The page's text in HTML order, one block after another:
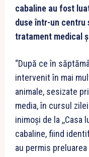
cabaline au fost
duse într-un centru
tratament medical
“După ce în
intervenit în mai
animale, sesizate
media, în cursul
inimoși de la ,,Casa
cabaline, fiind
au permis